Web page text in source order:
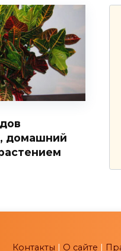
домашний
Контакты | О сайте |